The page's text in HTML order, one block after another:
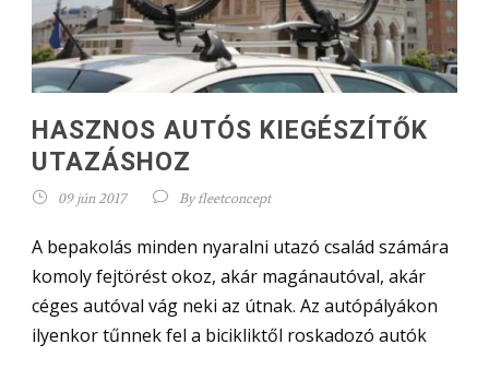
HASZNOS AUTÓS KIEGÉSZÍTŐK
UTAZÁSHOZ
09 jún 2017 Byfleetconcept
A bepakolás minden nyaralni utazó család számára
komoly fejtörést okoz, akár magánautóval, akár
céges autóval vág neki az útnak. Az autópályákon
ilyenkor tűnnek fel a bicikliktől roskadozó autók